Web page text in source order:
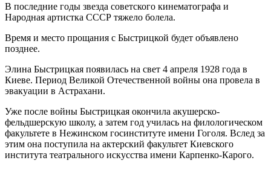
В последние годы звезда советского кинематографа и
Народная артистка СССР тяжело болела.
Время и место прощания с Быстрицкой будет объявлено
позднее.
Элина Быстрицкая появилась на свет 4 апреля 1928 года в
Киеве. Период Великой Отечественной войны она провела в
эвакуации в Астрахани.
Уже после войны Быстрицкая окончила акушерско-
фельдшерскую школу, а затем год училась на филологическом
факультете в Нежинском госинституте имени Гоголя. Вслед за
этим она поступила на актерский факультет Киевского
института театрального искусства имени Карпенко-Карого.